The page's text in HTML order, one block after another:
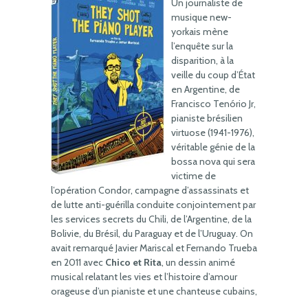
Un journaliste de
musique new-
yorkais mène
l’enquête sur la
disparition, à la
veille du coup d’État
en Argentine, de
Francisco Tenório Jr,
pianiste brésilien
virtuose (1941-1976),
véritable génie de la
bossa nova qui sera
victime de
l’opération Condor, campagne d’assassinats et
de lutte anti-guérilla conduite conjointement par
les services secrets du Chili, de l’Argentine, de la
Bolivie, du Brésil, du Paraguay et de l’Uruguay. On
avait remarqué Javier Mariscal et Fernando Trueba
en 2011 avec Chico et Rita, un dessin animé
musical relatant les vies et l’histoire d’amour
orageuse d’un pianiste et une chanteuse cubains,